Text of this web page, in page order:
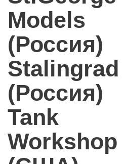
Models
(Россия)
Stalingrad
(Россия)
Tank
Workshop